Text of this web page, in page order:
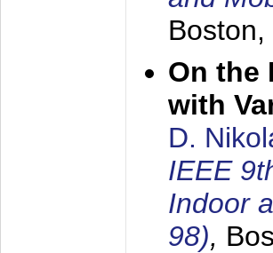
Boston,
On the
with
D.
IEEE
Indoor
98),